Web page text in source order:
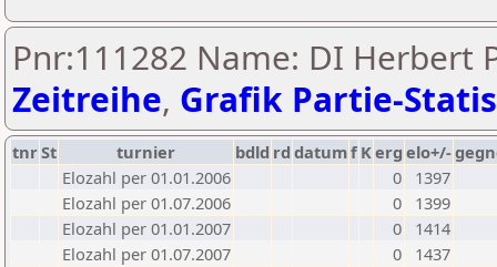
Pnr:111282 Name: DI Herbert
Zeitreihe, Grafik Partie-
tnrSt turnier bdld rd datumf Kerg elo+/-
Elozahl per 01.01.2006
0
1397
Elozahl per 01.07.2006
0
1399
Elozahl per 01.01.2007
0
1414
Elozahl per 01.07.2007
0
1437